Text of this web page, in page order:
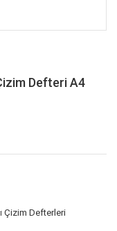
Defteri A4
Çizim Defterleri